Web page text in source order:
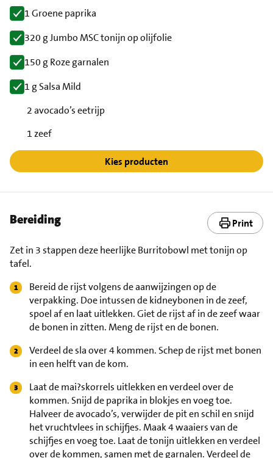
1 Groene paprika
320 g Jumbo MSC tonijn op olijfolie
150 g Roze garnalen
1 g Salsa Mild
2 avocado’s eetrijp
1 zeef
Kies producten
Bereiding Print
Zet in 3 stappen deze heerlijke Burritobowl met tonijn op
tafel.
Bereid de rijst volgens de aanwijzingen op de
verpakking. Doe intussen de kidneybonen in de zeef,
spoel af en laat uitlekken. Giet de rijst af in de zeef waar
de bonen in zitten. Meng de rijst en de bonen.
Verdeel de sla over 4 kommen. Schep de rijst met bonen
in een helft van de kom.
Laat de mai?skorrels uitlekken en verdeel over de
kommen. Snijd de paprika in blokjes en voeg toe.
Halveer de avocado’s, verwijder de pit en schil en snijd
het vruchtvlees in schijfjes. Maak 4 waaiers van de
schijfjes en voeg toe. Laat de tonijn uitlekken en verdeel
over de kommen, samen met de garnalen. Verdeel de